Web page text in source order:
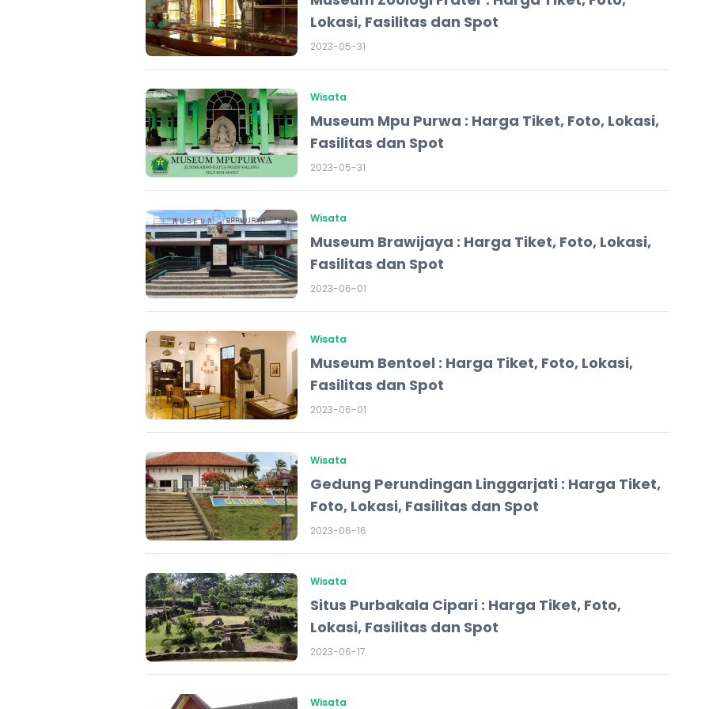
Lokasi, Fasilitas dan Spot
2023-05-31
Wisata
Museum Mpu Purwa : Harga Tiket, Foto, Lokasi,
Fasilitas dan Spot
2023-05-31
Wisata
Museum Brawijaya : Harga Tiket, Foto, Lokasi,
Fasilitas dan Spot
2023-06-01
Wisata
Museum Bentoel : Harga Tiket, Foto, Lokasi,
Fasilitas dan Spot
2023-06-01
Wisata
Gedung Perundingan Linggarjati : Harga Tiket,
Foto, Lokasi, Fasilitas dan Spot
2023-06-16
Wisata
Situs Purbakala Cipari : Harga Tiket, Foto,
Lokasi, Fasilitas dan Spot
2023-06-17
Wisata